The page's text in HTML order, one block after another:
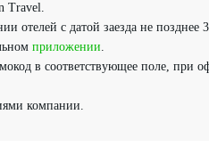
Travel.
отелей с датой заезда не позднее
приложении.
в соответствующее поле, при
компании.